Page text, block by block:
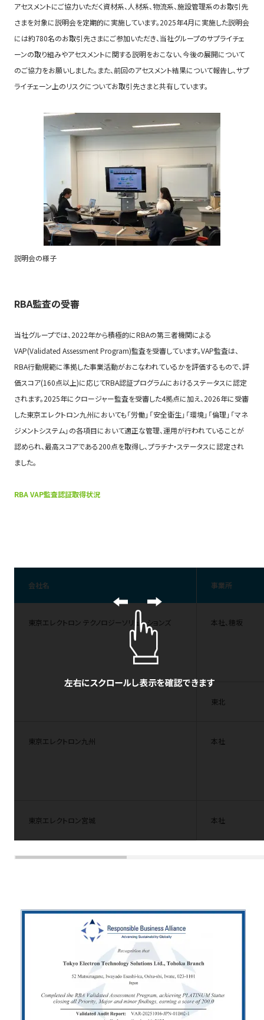
アセスメントにご協力いただく資材系、人材系、物流系、施設管理系のお取引先
さまを対象に説明会を定期的に実施しています。2025年4月に実施した説明会
には約780名のお取引先さまにご参加いただき、当社グループのサプライチェ
ーンの取り組みやアセスメントに関する説明をおこない、今後の展開について
のご協力をお願いしました。また、前回のアセスメント結果について報告し、サプ
ライチェーン上のリスクについてお取引先さまと共有しています。
説明会の様子
RBA監査の受審
当社グループでは、2022年から積極的にRBAの第三者機関による
VAP(Validated Assessment Program)監査を受審しています。VAP監査は、
RBA行動規範に準拠した事業活動がおこなわれているかを評価するもので、評
価スコア(160点以上)に応じてRBA認証プログラムにおけるステータスに認定
されます。2025年にクロージャー監査を受審した4拠点に加え、2026年に受審
した東京エレクトロン九州においても「労働」「安全衛生」「環境」「倫理」「マネ
ジメントシステム」の各項目において適正な管理、運用が行われていることが
認められ、最高スコアである200点を取得し、プラチナ・ステータスに認定され
ました。
RBA VAP監査認証取得状況
会社名 事業所
東京エレクトロン テクノロジーソリューションズ 本社、穂坂
東北
東京エレクトロン九州 本社
東京エレクトロン宮城 本社